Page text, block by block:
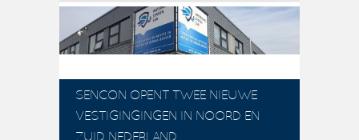
SENCON OPENT TWEE NIEUWE
VESTIGINGINGEN IN NOORD EN
ZUID NEDERLAND